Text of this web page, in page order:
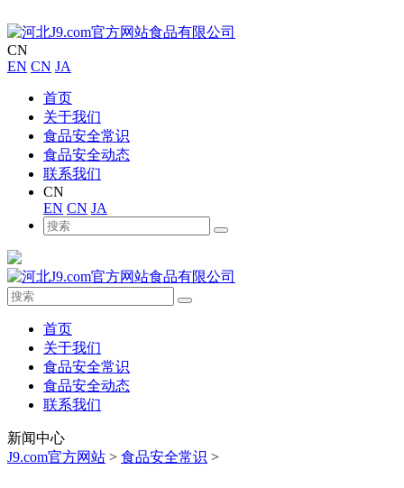
CN
EN CN JA
首页
关于我们
食品安全常识
食品安全动态
联系我们
CN
EN CN JA
首页
关于我们
食品安全常识
食品安全动态
联系我们
新闻中心
J9.com官方网站 > 食品安全常识 >